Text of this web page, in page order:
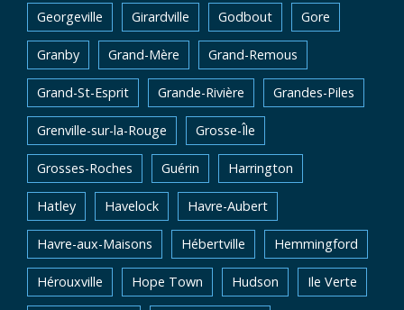
Georgeville Girardville Godbout Gore
Granby Grand-Mère Grand-Remous
Grand-St-Esprit Grande-Rivière Grandes-Piles
Grenville-sur-la-Rouge Grosse-Île
Grosses-Roches Guérin Harrington
Hatley Havelock Havre-Aubert
Havre-aux-Maisons Hébertville Hemmingford
Hérouxville Hope Town Hudson Ile Verte